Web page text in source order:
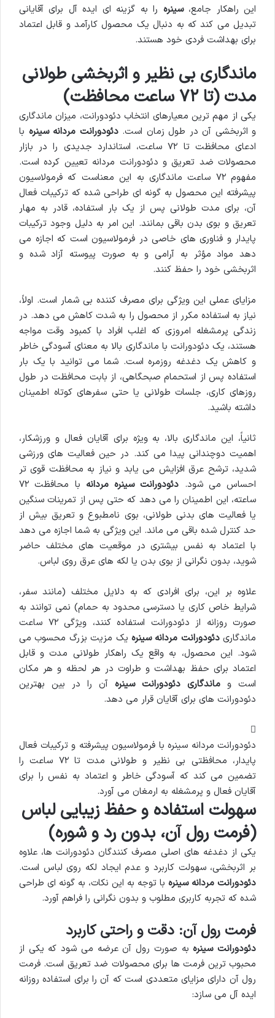
این راهکار جامع،سینره را به گزینه ای ایده آل برای آقایانی
تبدیل می کند که به دنبال یک محصول کارآمد و قابل اعتماد
برای بهداشت فردی خود هستند.
ماندگاری بی نظیر و اثربخشی طولانی
مدت (تا ۷۲ ساعت محافظت)
یکی از مهم ترین معیارهای انتخاب دئودورانت، میزان ماندگاری
و اثربخشی آن در طول زمان است.دئودورانت مردانه سینره با
ادعای محافظت تا ۷۲ ساعت، استاندارد جدیدی را در بازار
محصولات ضد تعریق و دئودورانت مردانه تعیین کرده است.
مفهوم ۷۲ ساعت ماندگاری به این معناست که فرمولاسیون
پیشرفته این محصول به گونه ای طراحی شده که ترکیبات فعال
آن، برای مدت طولانی پس از یک بار استفاده، قادر به مهار
تعریق و بوی بدن باقی بمانند. این امر به دلیل وجود ترکیبات
پایدار و فناوری های خاصی در فرمولاسیون است که اجازه می
دهد مواد مؤثر به آرامی و به صورت پیوسته آزاد شده و
اثربخشی خود را حفظ کنند.
مزایای عملی این ویژگی برای مصرف کننده بی شمار است. اولاً،
نیاز به استفاده مکرر از محصول را به شدت کاهش می دهد. در
زندگی پرمشغله امروزی که اغلب افراد با کمبود وقت مواجه
هستند، یک دئودورانت با ماندگاری بالا به معنای آسودگی خاطر
و کاهش یک دغدغه روزمره است. شما می توانید با یک بار
استفاده پس از استحمام صبحگاهی، از بابت محافظت در طول
روزهای کاری، جلسات طولانی یا حتی سفرهای کوتاه اطمینان
داشته باشید.
ثانیاً، این ماندگاری بالا، به ویژه برای آقایان فعال و ورزشکار،
اهمیت دوچندانی پیدا می کند. در حین فعالیت های ورزشی
شدید، ترشح عرق افزایش می یابد و نیاز به محافظت قوی تر
احساس می شود. دئودورانت سینره مردانه
با محافظت ۷۲
ساعته، این اطمینان را می دهد که حتی پس از تمرینات سنگین
یا فعالیت های بدنی طولانی، بوی نامطبوع و تعریق بیش از
حد کنترل شده باقی می ماند. این ویژگی به شما اجازه می دهد
با اعتماد به نفس بیشتری در موقعیت های مختلف حاضر
شوید، بدون نگرانی از بوی بدن یا لکه های عرق روی لباس.
علاوه بر این، برای افرادی که به دلایل مختلف (مانند سفر،
شرایط خاص کاری یا دسترسی محدود به حمام) نمی توانند به
صورت روزانه از دئودورانت استفاده کنند، ویژگی ۷۲ ساعت
ماندگاریدئودورانت مردانه سینره یک مزیت بزرگ محسوب می
شود. این محصول، به واقع یک راهکار طولانی مدت و قابل
اعتماد برای حفظ بهداشت و طراوت در هر لحظه و هر مکان
است و ماندگاری دئودورانت سینره آن را در بین بهترین
دئودورانت های برای آقایان قرار می دهد.
دئودورانت مردانه سینره با فرمولاسیون پیشرفته و ترکیبات فعال
پایدار، محافظتی بی نظیر و طولانی مدت تا ۷۲ ساعت را
تضمین می کند که آسودگی خاطر و اعتماد به نفس را برای
آقایان فعال و پرمشغله به ارمغان می آورد.
سهولت استفاده و حفظ زیبایی لباس
(فرمت رول آن، بدون رد و شوره)
یکی از دغدغه های اصلی مصرف کنندگان دئودورانت ها، علاوه
بر اثربخشی، سهولت کاربرد و عدم ایجاد لکه روی لباس است.
دئودورانت مردانه سینره با توجه به این نکات، به گونه ای طراحی
شده که تجربه کاربری مطلوب و بدون نگرانی را فراهم آورد.
فرمت رول آن: دقت و راحتی کاربرد
دئودورانت سینرهبه صورت رول آن عرضه می شود که یکی از
محبوب ترین فرمت ها برای محصولات ضد تعریق است. فرمت
رول آن دارای مزایای متعددی است که آن را برای استفاده روزانه
ایده آل می سازد: